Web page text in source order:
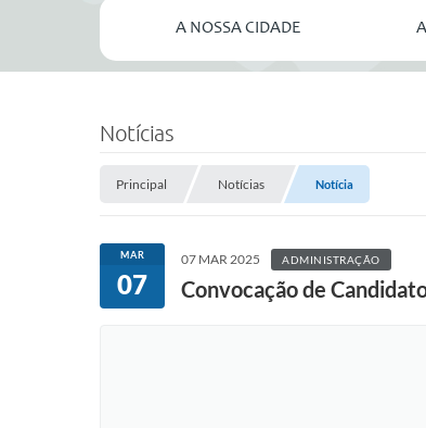
A NOSSA CIDADE
Notícias
Principal Notícias Notícia
MAR
07
07 MAR 2025 ADMINISTRAÇÃO
Convocação de